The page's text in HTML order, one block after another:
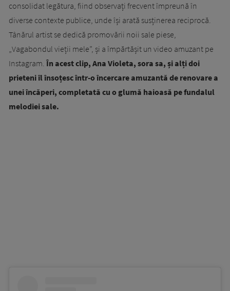
consolidat legătura, fiind observați frecvent împreună în
diverse contexte publice, unde își arată susținerea reciprocă.
Tânărul artist se dedică promovării noii sale piese,
„Vagabondul vieții mele”, și a împărtășit un video amuzant pe
Instagram. În acest clip, Ana Violeta, sora sa, și alți doi
prieteni îl însoțesc într-o încercare amuzantă de renovare a
unei încăperi, completată cu o glumă haioasă pe fundalul
melodiei sale.